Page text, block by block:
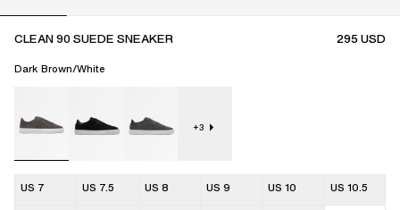
CLEAN 90 SUEDE SNEAKER 295USD
Dark Brown/White
+3
US 7 US 7.5 US 8 US 9 US 10 US 10.5